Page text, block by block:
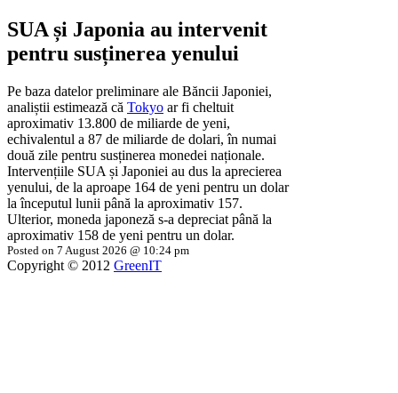
SUA și Japonia au intervenit
pentru susținerea yenului
Pe baza datelor preliminare ale Băncii Japoniei,
analiștii estimează că Tokyo ar fi cheltuit
aproximativ 13.800 de miliarde de yeni,
echivalentul a 87 de miliarde de dolari, în numai
două zile pentru susținerea monedei naționale.
Intervențiile SUA și Japoniei au dus la aprecierea
yenului, de la aproape 164 de yeni pentru un dolar
la începutul lunii până la aproximativ 157.
Ulterior, moneda japoneză s-a depreciat până la
aproximativ 158 de yeni pentru un dolar.
Posted on 7 August 2026 @ 10:24 pm
Copyright © 2012 GreenIT